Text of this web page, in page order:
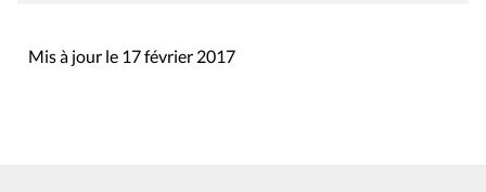
Mis à jour le 17 février 2017